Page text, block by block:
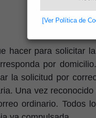
[Ver Política de
hacer para solicitar
por
la solicitud por
Una vez
ordinario. Todos